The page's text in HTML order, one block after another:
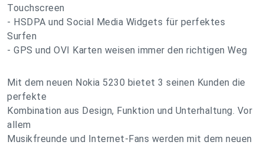
Touchscreen
- HSDPA und Social Media Widgets für perfektes
Surfen
- GPS und OVI Karten weisen immer den richtigen Weg
Mit dem neuen Nokia 5230 bietet 3 seinen Kunden die
perfekte
Kombination aus Design, Funktion und Unterhaltung. Vor
allem
Musikfreunde und Internet-Fans werden mit dem neuen